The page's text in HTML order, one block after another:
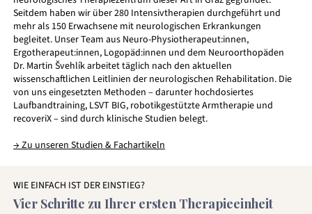
Seitdem haben wir über 280 Intensivtherapien durchgeführt und
mehr als 150 Erwachsene mit neurologischen Erkrankungen
begleitet. Unser Team aus Neuro-Physiotherapeut:innen,
Ergotherapeut:innen, Logopäd:innen und dem Neuroorthopäden
Dr. Martin Švehlík arbeitet täglich nach den aktuellen
wissenschaftlichen Leitlinien der neurologischen Rehabilitation. Die
von uns eingesetzten Methoden – darunter hochdosiertes
Laufbandtraining, LSVT BIG, robotikgestützte Armtherapie und
recoveriX – sind durch klinische Studien belegt.
→ Zu unseren Studien & Fachartikeln
WIE EINFACH IST DER EINSTIEG?
Vier Schritte zu Ihrer ersten Therapieeinheit